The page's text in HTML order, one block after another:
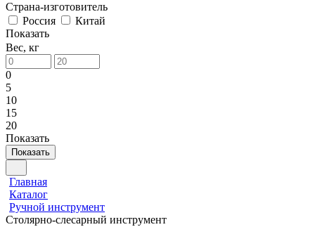
Страна-изготовитель
Россия
Китай
Показать
Вес, кг
0
5
10
15
20
Показать
Показать
Главная
Каталог
Ручной инструмент
Столярно-слесарный инструмент